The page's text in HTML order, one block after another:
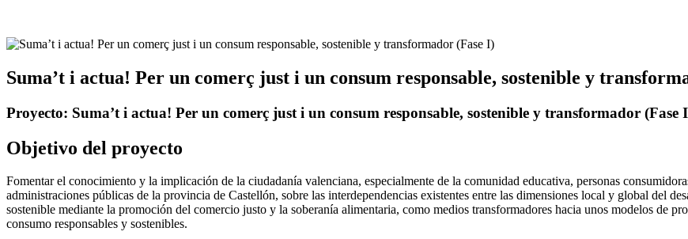
Suma’t i actua! Per un comerç just i un consum responsable, sostenible y
Proyecto: Suma’t i actua! Per un comerç just i un consum responsable, sostenible y transformador (Fase
Objetivo del proyecto
Fomentar el conocimiento y la implicación de la ciudadanía valenciana, especialmente de la comunidad educativa, personas
administraciones públicas de la provincia de Castellón, sobre las interdependencias existentes entre las dimensiones local y global del
sostenible mediante la promoción del comercio justo y la soberanía alimentaria, como medios transformadores hacia unos modelos de
consumo responsables y sostenibles.